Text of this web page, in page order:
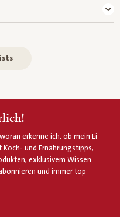
erkenne ich, ob mein Ei
und Ernährungstipps,
exklusivem Wissen
und immer top